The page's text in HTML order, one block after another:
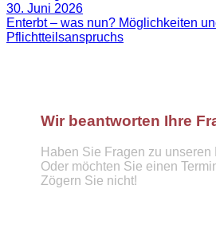
30. Juni 2026
Enterbt – was nun? Möglichkeiten
Pflichtteilsanspruchs
Wir beantworten Ihre
Haben Sie Fragen zu
Oder möchten Sie einen
Zögern Sie nicht!